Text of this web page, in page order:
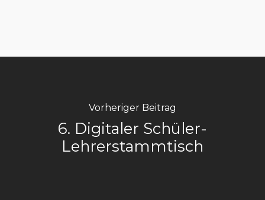
Vorheriger Beitrag
6. Digitaler Schüler-
Lehrerstammtisch